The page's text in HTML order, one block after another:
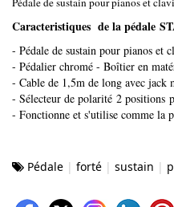
Caracteristiques de la pédale
- Pédale de sustain pour pianos et
- Pédalier chromé - Boîtier en
- Cable de 1,5m de long avec jack
- Sélecteur de polarité 2 positions
- Fonctionne et s'utilise comme la
Pédale forté sustain